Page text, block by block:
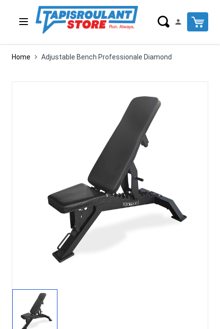
Salta al contenuto
Cart
Home Adjustable Bench Professionale Diamond